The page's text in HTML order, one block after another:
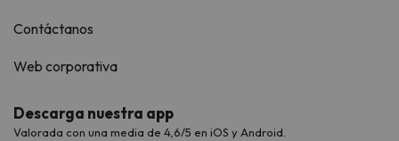
Contáctanos
Web corporativa
Descarga nuestra app
Valorada con una media de 4,6/5 en iOS y Android.